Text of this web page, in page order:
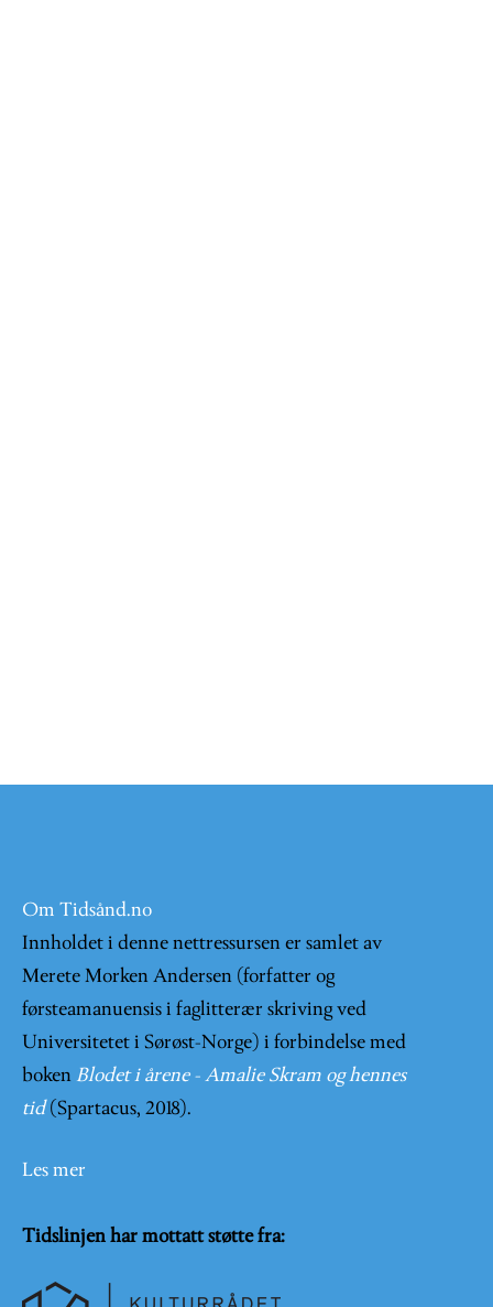
Om Tidsånd.no
Innholdet i denne nettressursen er samlet av
Merete Morken Andersen (forfatter og
førsteamanuensis i faglitterær skriving ved
Universitetet i Sørøst-Norge) i forbindelse med
boken Blodet i årene - Amalie Skram og hennes
tid (Spartacus, 2018).
Les mer
Tidslinjen har mottatt støtte fra: